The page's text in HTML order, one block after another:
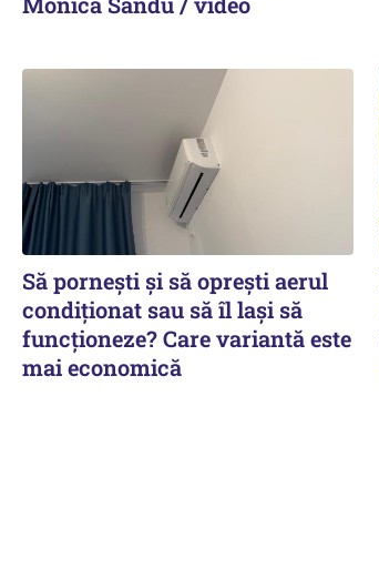
Să pornești și să oprești aerul
condiționat sau să îl lași să
funcționeze? Care variantă este
mai economică